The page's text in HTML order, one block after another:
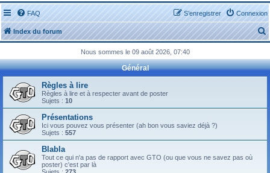
FAQ Connexion
S’enregistrer
Index du forum
e
c
Nous sommes le 09 août 2026, 07:40
Général
Règles à lire
Règles à lire et à respecter avant de poster
Sujets : 10
Présentations
Ici vous pouvez vous présenter (ah bon vous saviez déjà ?)
Sujets : 557
Blabla
Tout ce qui n'a pas de rapport avec GTO (ou que vous ne savez pas où
poster) c'est par là